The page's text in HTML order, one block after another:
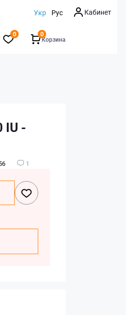
Укр Рус Кабинет
0
Корзина
0
IU -
1